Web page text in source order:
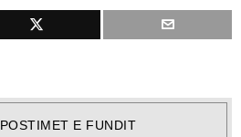
POSTIMET E FUNDIT